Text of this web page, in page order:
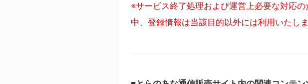
※サービス終了処理および運営上必要な対応
中、登録情報は当該目的以外には利用いたしま